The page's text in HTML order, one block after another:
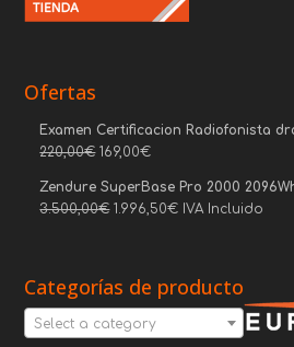
Ofertas
Examen Certificacion Radiofonista
220,00€ 169,00€
Zendure SuperBase Pro 2000
3.500,00€ 1.996,50€ IVA Incluido
Categorías de producto
Select a category